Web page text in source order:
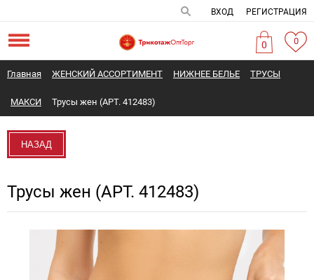
ВХОД РЕГИСТРАЦИЯ
0 0
Главная ЖЕНСКИЙ АССОРТИМЕНТ НИЖНЕЕ БЕЛЬЕ ТРУСЫ
МАКСИ Трусы жен (АРТ. 412483)
НАЗАД
Трусы жен (АРТ. 412483)